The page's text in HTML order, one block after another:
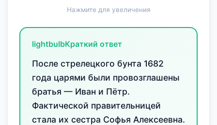
Нажмите для увеличения
lightbulbКраткий ответ
После стрелецкого бунта 1682
года царями были провозглашены
братья — Иван и Пётр.
Фактической правительницей
стала их сестра Софья Алексеевна.